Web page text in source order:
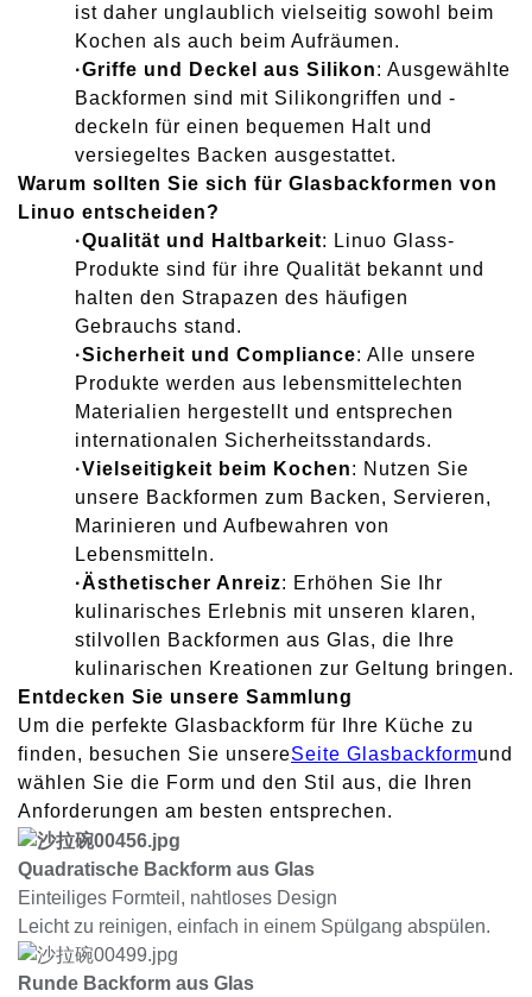
ist daher unglaublich vielseitig sowohl beim
Kochen als auch beim Aufräumen.
·Griffe und Deckel aus Silikon: Ausgewählte
Backformen sind mit Silikongriffen und -
deckeln für einen bequemen Halt und
versiegeltes Backen ausgestattet.
Warum sollten Sie sich für Glasbackformen von
Linuo entscheiden?
·Qualität und Haltbarkeit: Linuo Glass-
Produkte sind für ihre Qualität bekannt und
halten den Strapazen des häufigen
Gebrauchs stand.
·Sicherheit und Compliance: Alle unsere
Produkte werden aus lebensmittelechten
Materialien hergestellt und entsprechen
internationalen Sicherheitsstandards.
·Vielseitigkeit beim Kochen: Nutzen Sie
unsere Backformen zum Backen, Servieren,
Marinieren und Aufbewahren von
Lebensmitteln.
·Ästhetischer Anreiz: Erhöhen Sie Ihr
kulinarisches Erlebnis mit unseren klaren,
stilvollen Backformen aus Glas, die Ihre
kulinarischen Kreationen zur Geltung bringen.
Entdecken Sie unsere Sammlung
Um die perfekte Glasbackform für Ihre Küche zu
finden, besuchen Sie unsereSeite Glasbackformund
wählen Sie die Form und den Stil aus, die Ihren
Anforderungen am besten entsprechen.
Quadratische Backform aus Glas
Einteiliges Formteil, nahtloses Design
Leicht zu reinigen, einfach in einem Spülgang abspülen.
Runde Backform aus Glas